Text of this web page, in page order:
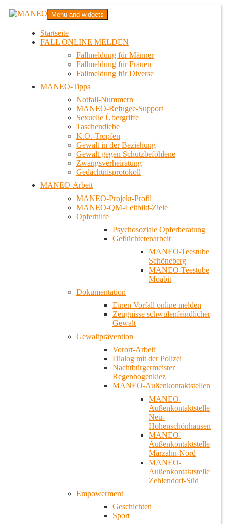
Zum
InhaltMANEO
Das schwule Anti-Gewalt-Projekt in Berlin
Menu and widgets
Startseite
FALL ONLINE MELDEN
Fallmeldung für Männer
Fallmeldung für Frauen
Fallmeldung für Diverse
MANEO-Tipps
Notfall-Nummern
MANEO-Refugee-Support
Sexuelle Übergriffe
Taschendiebe
K.O.-Tropfen
Gewalt in der Beziehung
Gewalt gegen Schutzbefohlene
Zwangsverheiratung
Gedächtnisprotokoll
MANEO-Arbeit
MANEO-Projekt-Profil
MANEO-QM-Leitbild-Ziele
Opferhilfe
Psychosoziale Opferberatung
Geflüchtetenarbeit
MANEO-Teestube
Schöneberg
MANEO-Teestube
Moabit
Dokumentation
Einen Vorfall online melden
Zeugnisse schwulenfeindlicher
Gewalt
Gewaltprävention
Vorort-Arbeit
Dialog mit der Polizei
Nachtbürgermeister
Regenbogenkiez
MANEO-Außenkontaktstellen
MANEO-
Außenkontaktstelle
Neu-
Hohenschönhausen
MANEO-
Außenkontaktstelle
Marzahn-Nord
MANEO-
Außenkontaktstelle
Zehlendorf-Süd
Empowerment
Geschichten
Sport